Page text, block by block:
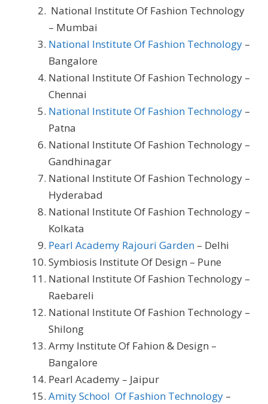
National Institute Of Fashion Technology
– Mumbai
National Institute Of Fashion Technology –
Bangalore
National Institute Of Fashion Technology –
Chennai
National Institute Of Fashion Technology –
Patna
National Institute Of Fashion Technology –
Gandhinagar
National Institute Of Fashion Technology –
Hyderabad
National Institute Of Fashion Technology –
Kolkata
Pearl Academy Rajouri Garden – Delhi
Symbiosis Institute Of Design – Pune
National Institute Of Fashion Technology –
Raebareli
National Institute Of Fashion Technology –
Shilong
Army Institute Of Fahion & Design –
Bangalore
Pearl Academy – Jaipur
Amity School Of Fashion Technology –